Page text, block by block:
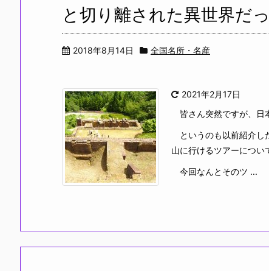
と切り離された異世界だっ
2018年8月14日 全国名所・名産
2021年2月17日
皆さん突然ですが、日
というのも以前紹介し
山に行けるツアーについ
今回なんとそのツ ...